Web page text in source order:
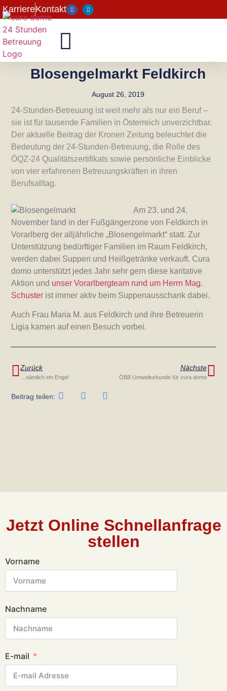
KarriereKontakt
Blosengelmarkt Feldkirch
August 26, 2019
24-Stunden-Betreuung ist weit mehr als nur ein Beruf –
sie ist für tausende Familien in Österreich unverzichtbar.
Der aktuelle Beitrag der Kronen Zeitung beleuchtet die
Bedeutung der 24-Stunden-Betreuung, die Rolle des
ÖQZ-24 Qualitätszertifikats sowie persönliche Einblicke
von vier erfahrenen Betreuungskräften in ihren
Berufsalltag.
Am 23. und 24.
November fand in der Fußgängerzone von Feldkirch in
Vorarlberg der alljährliche „Blosengelmarkt“ statt. Zur
Unterstützung bedürftiger Familien im Raum Feldkirch,
werden dabei Suppen und Heißgetränke verkauft. Cura
domo unterstützt jedes Jahr sehr gern diese karitative
Aktion und unser Vorarlbergteam rund um Herrn Mag.
Schuster ist immer aktiv beim Suppenausschank dabei.
Auch Frau Maria M. aus Feldkirch und ihre Betreuerin
Ligia kamen auf einen Besuch vorbei.
Zurück
…nämlich ein Engel
Nächste
ÖBB Umwelturkunde für cura domo
Beitrag teilen:
Jetzt Online Schnellanfrage
stellen
Vorname
Nachname
E-mail